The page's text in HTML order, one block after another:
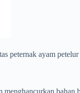
peternak ayam